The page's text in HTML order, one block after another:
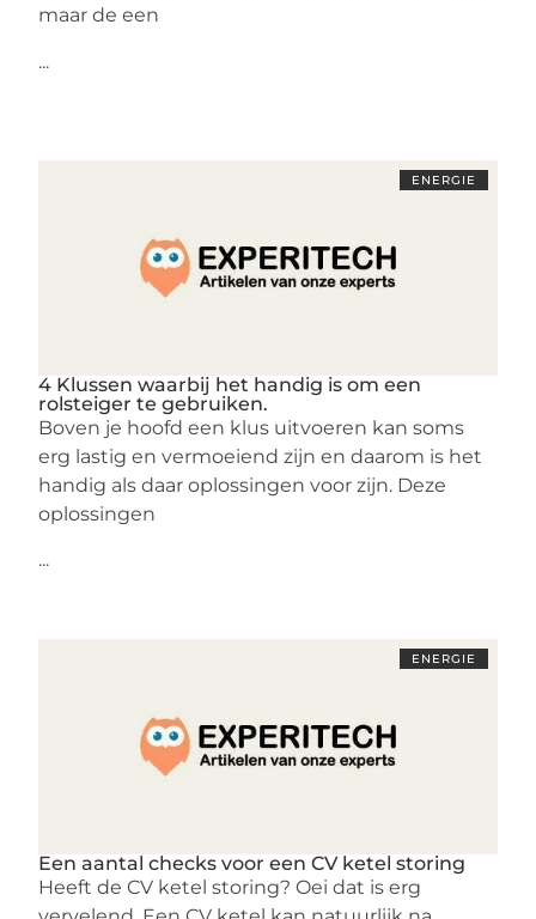
maar de een
...
ENERGIE
4 Klussen waarbij het handig is om een
rolsteiger te gebruiken.
Boven je hoofd een klus uitvoeren kan soms
erg lastig en vermoeiend zijn en daarom is het
handig als daar oplossingen voor zijn. Deze
oplossingen
...
ENERGIE
Een aantal checks voor een CV ketel storing
Heeft de CV ketel storing? Oei dat is erg